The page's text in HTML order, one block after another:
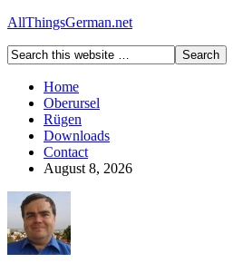
AllThingsGerman.net
Home
Oberursel
Rügen
Downloads
Contact
August 8, 2026